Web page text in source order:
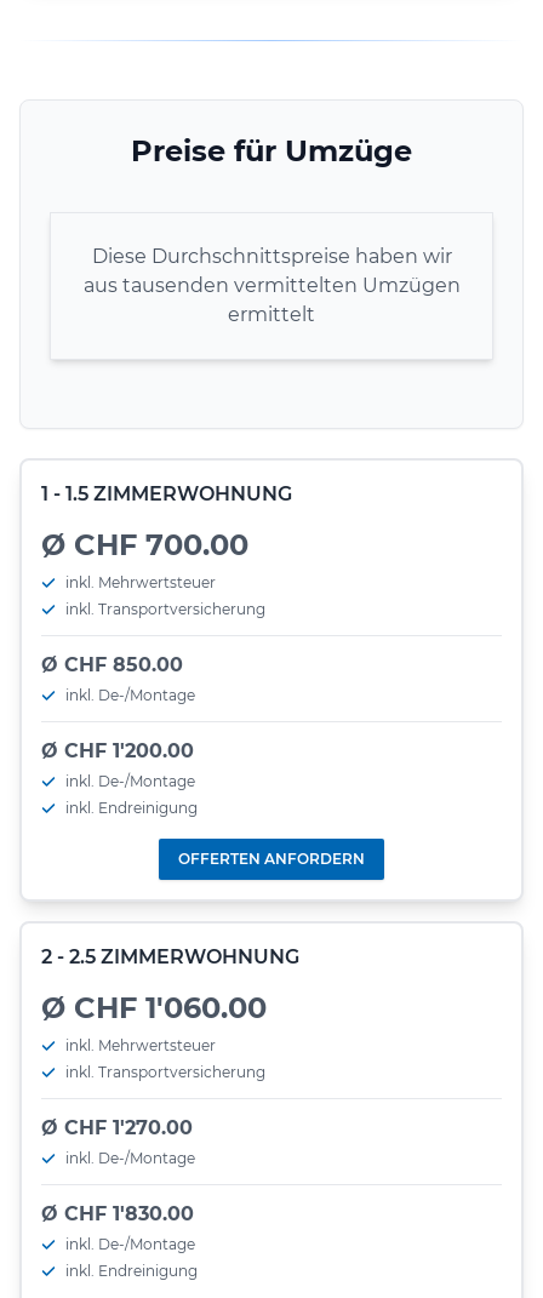
Preise für Umzüge
Diese Durchschnittspreise haben wir
aus tausenden vermittelten Umzügen
ermittelt
1 - 1.5 ZIMMERWOHNUNG
Ø CHF 700.00
inkl. Mehrwertsteuer
inkl. Transportversicherung
Ø CHF 850.00
inkl. De-/Montage
Ø CHF 1'200.00
inkl. De-/Montage
inkl. Endreinigung
OFFERTEN ANFORDERN
2 - 2.5 ZIMMERWOHNUNG
Ø CHF 1'060.00
inkl. Mehrwertsteuer
inkl. Transportversicherung
Ø CHF 1'270.00
inkl. De-/Montage
Ø CHF 1'830.00
inkl. De-/Montage
inkl. Endreinigung